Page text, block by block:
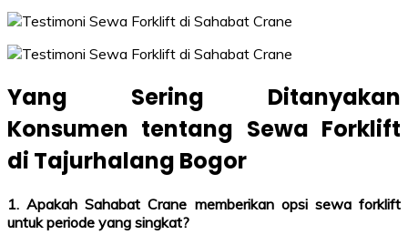
Yang Sering Ditanyakan
Konsumen tentang Sewa Forklift
di Tajurhalang Bogor
1. Apakah Sahabat Crane memberikan opsi sewa forklift
untuk periode yang singkat?